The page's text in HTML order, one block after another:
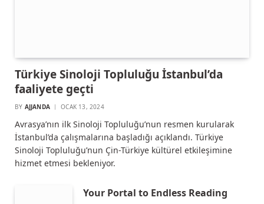
Türkiye Sinoloji Topluluğu İstanbul’da
faaliyete geçti
BY AJJANDA OCAK 13, 2024
Avrasya’nın ilk Sinoloji Topluluğu’nun resmen kurularak
İstanbul’da çalışmalarına başladığı açıklandı. Türkiye
Sinoloji Topluluğu’nun Çin-Türkiye kültürel etkileşimine
hizmet etmesi bekleniyor.
Your Portal to Endless Reading